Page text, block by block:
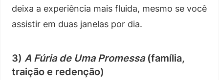
deixa a experiência mais fluida, mesmo se você
assistir em duas janelas por dia.
3) A Fúria de Uma Promessa(família,
traição e redenção)